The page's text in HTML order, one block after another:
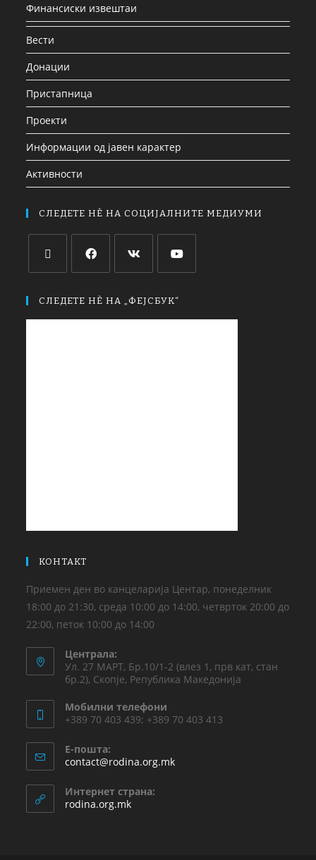
Финансиски извештаи
Вести
Донации
Пристапница
Проекти
Информации од јавен карактер
Активности
СЛЕДЕТЕ НЀ НА СОЦИЈАЛНИТЕ МЕДИУМИ
СЛЕДЕТЕ НЀ НА „ФЕЈСБУК“
КОНТАКТ
Приемен ден во канцеларија Центар, понеделник
18:00 до 21:30, среда 10:00 до 14:00, четврток 20:00 до
22:00, петок 10:00 до 14:00
Централа:
Ул. 27 МАРТ, Бр.10/1-2 (влез 1, прв кат, стан
бр.2), Скопје, Република Македонија
Мобилни телефони
+389 70 403 439; +389 70 403 413
Е-пошта:
contact@rodina.org.mk
Интернет страна:
rodina.org.mk